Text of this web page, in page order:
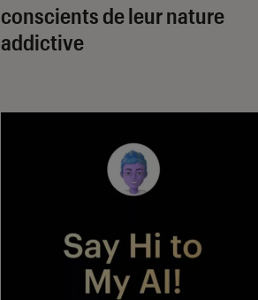
conscients de leur nature
addictive